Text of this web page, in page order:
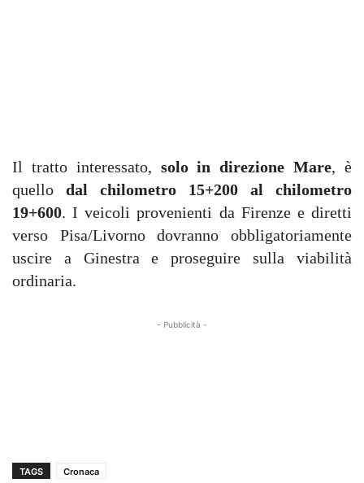
Il tratto interessato, solo in direzione Mare, è
quello dal chilometro 15+200 al chilometro
19+600. I veicoli provenienti da Firenze e diretti
verso Pisa/Livorno dovranno obbligatoriamente
uscire a Ginestra e proseguire sulla viabilità
ordinaria.
- Pubblicità -
TAGS Cronaca